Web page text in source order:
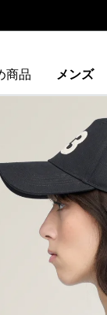
商品 メンズ